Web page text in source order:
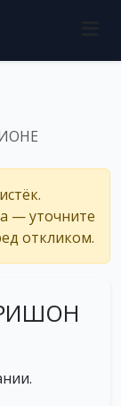
— уточните
откликом.